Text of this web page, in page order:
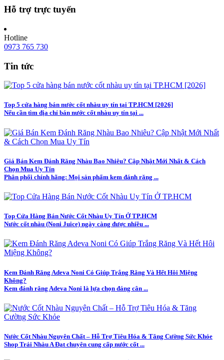
Hỗ trợ trực tuyến
Hotline
0973 765 730
Tin tức
Top 5 cửa hàng bán nước cốt nhàu uy tín tại TP.HCM [2026]
Nếu cần tìm địa chỉ bán nước cốt nhàu uy tín tại ...
Giá Bán Kem Đánh Răng Nhàu Bao Nhiêu? Cập Nhật Mới Nhất & Cách
Chọn Mua Uy Tín
Phân phối chính hãng: Mọi sản phẩm kem đánh răng ...
Top Cửa Hàng Bán Nước Cốt Nhàu Uy Tín Ở TP.HCM
Nước cốt nhàu (Noni Juice) ngày càng được nhiều ...
Kem Đánh Răng Adeva Noni Có Giúp Trắng Răng Và Hết Hôi Miệng
Không?
Kem đánh răng Adeva Noni là lựa chọn đáng cân ...
Nước Cốt Nhàu Nguyên Chất – Hỗ Trợ Tiêu Hóa & Tăng Cường Sức Khỏe
Shop Trái Nhàu A Đạt chuyên cung cấp nước cốt ...